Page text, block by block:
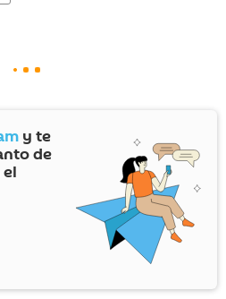
y te
de